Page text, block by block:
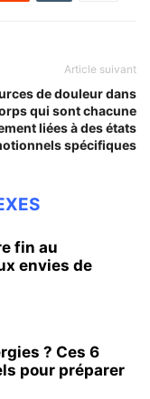
Article suivant
de douleur dans
qui sont chacune
liées à des états
spécifiques
fin au
envies de
? Ces 6
pour préparer